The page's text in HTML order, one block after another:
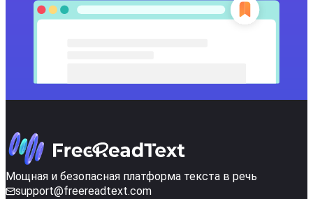
Мощная и безопасная платформа текста в речь
support@freereadtext.com